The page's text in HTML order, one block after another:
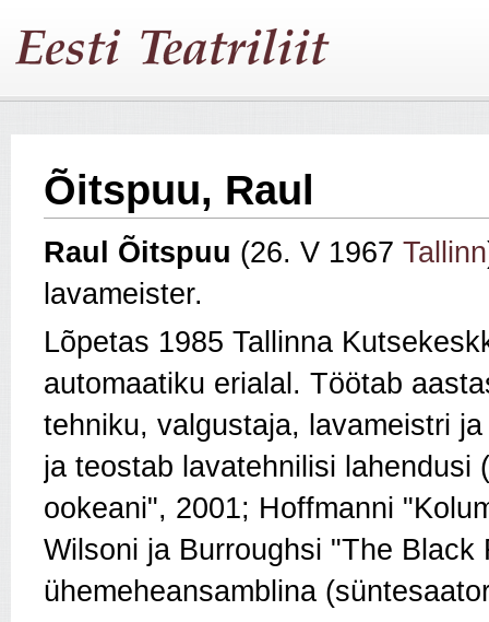
Õitspuu, Raul
Raul Õitspuu (26. V 1967 Tallinn
lavameister.
Lõpetas 1985 Tallinna
automaatiku erialal. Töötab
tehniku, valgustaja, lavameistri
ja teostab lavatehnilisi lahendusi
ookeani", 2001; Hoffmanni
Wilsoni ja Burroughsi "The Black
ühemeheansamblina